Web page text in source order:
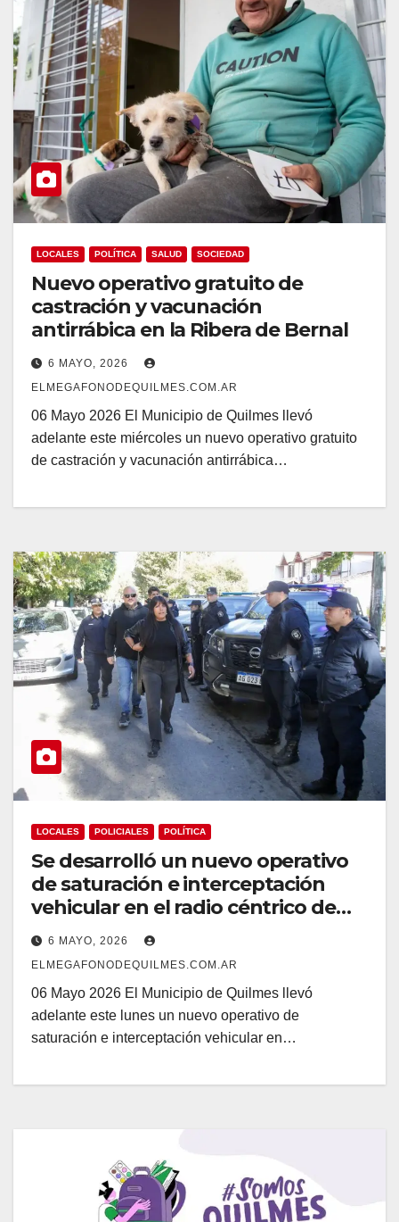
LOCALES POLÍTICA SALUD SOCIEDAD
Nuevo operativo gratuito de
castración y vacunación
antirrábica en la Ribera de Bernal
6 MAYO, 2026
ELMEGAFONODEQUILMES.COM.AR
06 Mayo 2026 El Municipio de Quilmes llevó
adelante este miércoles un nuevo operativo gratuito
de castración y vacunación antirrábica…
LOCALES POLICIALES POLÍTICA
Se desarrolló un nuevo operativo
de saturación e interceptación
vehicular en el radio céntrico de
Quilmes
6 MAYO, 2026
ELMEGAFONODEQUILMES.COM.AR
06 Mayo 2026 El Municipio de Quilmes llevó
adelante este lunes un nuevo operativo de
saturación e interceptación vehicular en…